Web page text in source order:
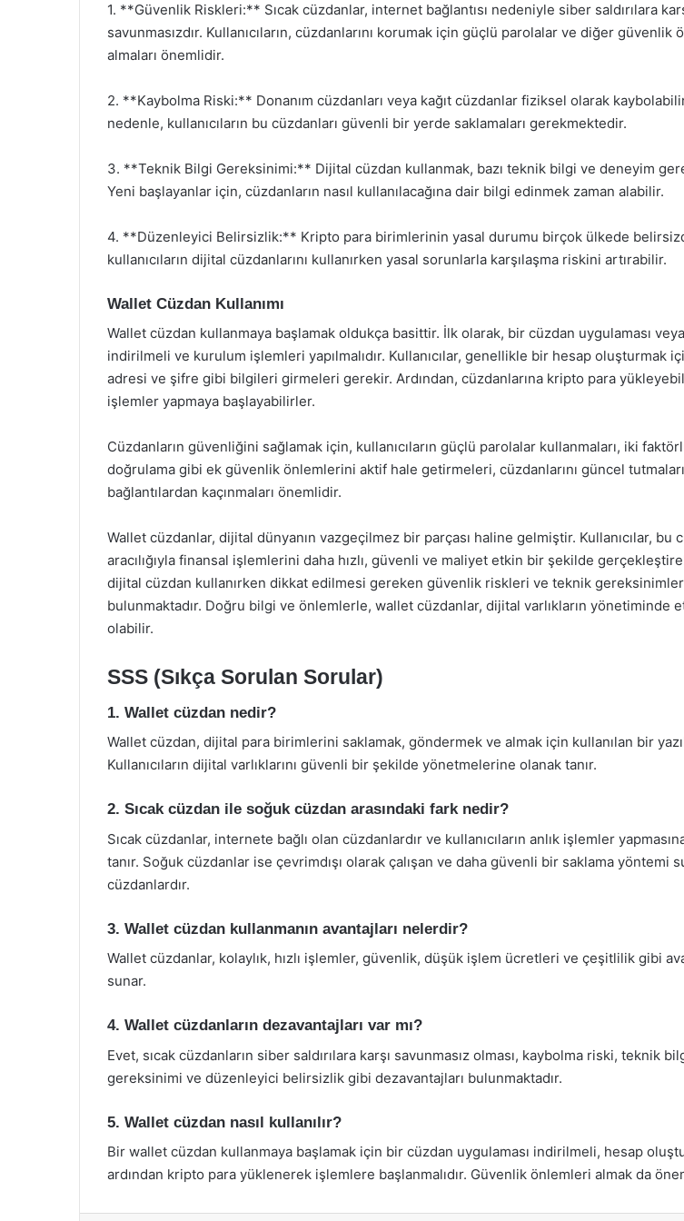
1. **Güvenlik Riskleri:** Sıcak cüzdanlar, internet bağlantısı nedeniyle siber saldırılara
savunmasızdır. Kullanıcıların, cüzdanlarını korumak için güçlü parolalar ve diğer güvenlik
almaları önemlidir.
2. **Kaybolma Riski:** Donanım cüzdanları veya kağıt cüzdanlar fiziksel olarak
nedenle, kullanıcıların bu cüzdanları güvenli bir yerde saklamaları gerekmektedir.
3. **Teknik Bilgi Gereksinimi:** Dijital cüzdan kullanmak, bazı teknik bilgi ve deneyim
Yeni başlayanlar için, cüzdanların nasıl kullanılacağına dair bilgi edinmek zaman alabilir.
4. **Düzenleyici Belirsizlik:** Kripto para birimlerinin yasal durumu birçok ülkede
kullanıcıların dijital cüzdanlarını kullanırken yasal sorunlarla karşılaşma riskini artırabilir.
Wallet Cüzdan Kullanımı
Wallet cüzdan kullanmaya başlamak oldukça basittir. İlk olarak, bir cüzdan uygulaması veya
indirilmeli ve kurulum işlemleri yapılmalıdır. Kullanıcılar, genellikle bir hesap oluşturmak
adresi ve şifre gibi bilgileri girmeleri gerekir. Ardından, cüzdanlarına kripto para
işlemler yapmaya başlayabilirler.
Cüzdanların güvenliğini sağlamak için, kullanıcıların güçlü parolalar kullanmaları, iki
doğrulama gibi ek güvenlik önlemlerini aktif hale getirmeleri, cüzdanlarını güncel
bağlantılardan kaçınmaları önemlidir.
Wallet cüzdanlar, dijital dünyanın vazgeçilmez bir parçası haline gelmiştir. Kullanıcılar, bu
aracılığıyla finansal işlemlerini daha hızlı, güvenli ve maliyet etkin bir şekilde
dijital cüzdan kullanırken dikkat edilmesi gereken güvenlik riskleri ve teknik
bulunmaktadır. Doğru bilgi ve önlemlerle, wallet cüzdanlar, dijital varlıkların yönetiminde
olabilir.
SSS (Sıkça Sorulan Sorular)
1. Wallet cüzdan nedir?
Wallet cüzdan, dijital para birimlerini saklamak, göndermek ve almak için kullanılan bir
Kullanıcıların dijital varlıklarını güvenli bir şekilde yönetmelerine olanak tanır.
2. Sıcak cüzdan ile soğuk cüzdan arasındaki fark nedir?
Sıcak cüzdanlar, internete bağlı olan cüzdanlardır ve kullanıcıların anlık işlemler
tanır. Soğuk cüzdanlar ise çevrimdışı olarak çalışan ve daha güvenli bir saklama yöntemi
cüzdanlardır.
3. Wallet cüzdan kullanmanın avantajları nelerdir?
Wallet cüzdanlar, kolaylık, hızlı işlemler, güvenlik, düşük işlem ücretleri ve çeşitlilik gibi
sunar.
4. Wallet cüzdanların dezavantajları var mı?
Evet, sıcak cüzdanların siber saldırılara karşı savunmasız olması, kaybolma riski, teknik
gereksinimi ve düzenleyici belirsizlik gibi dezavantajları bulunmaktadır.
5. Wallet cüzdan nasıl kullanılır?
Bir wallet cüzdan kullanmaya başlamak için bir cüzdan uygulaması indirilmeli, hesap
ardından kripto para yüklenerek işlemlere başlanmalıdır. Güvenlik önlemleri almak da